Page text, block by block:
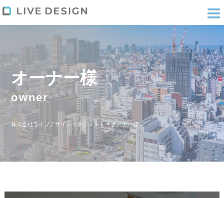
オーナー様
owner
株式会社ライブデザインマネジメント>オーナー様